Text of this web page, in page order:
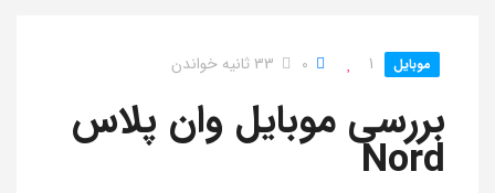
موبایل 1
0 33 ثانیه خواندن
بررسی موبایل وان پلاس
Nord